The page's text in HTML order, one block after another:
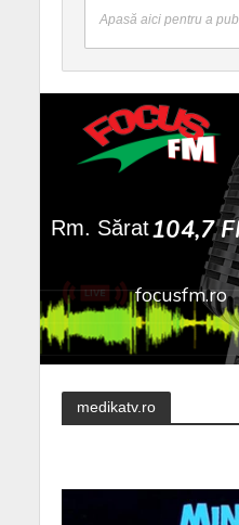
Apasă aici pentru a
medikatv.ro